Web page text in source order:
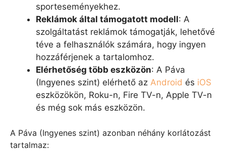
sporteseményekhez.
Reklámok által támogatott modell: A
szolgáltatást reklámok támogatják, lehetővé
téve a felhasználók számára, hogy ingyen
hozzáférjenek a tartalomhoz.
Elérhetőség több eszközön: A Páva
(Ingyenes szint) elérhető az Android és iOS
eszközökön, Roku-n, Fire TV-n, Apple TV-n
és még sok más eszközön.
A Páva (Ingyenes szint) azonban néhány korlátozást
tartalmaz: